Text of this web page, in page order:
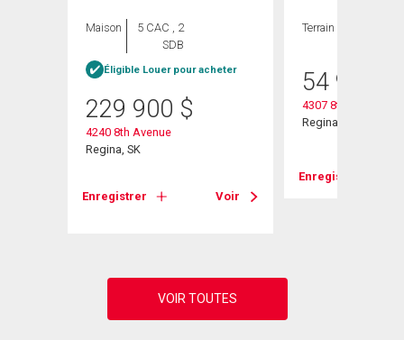
Maison
5 CAC , 2
SDB
Éligible Louer pour acheter
229 900 $
4240 8th Avenue
Regina, SK
Enregistrer Voir
Terrain
54 900
4307 8th Avenue
Regina, SK
Enregistrer